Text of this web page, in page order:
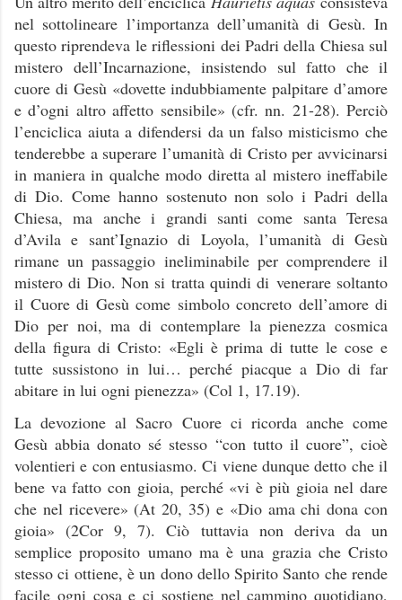
nel sottolineare l’importanza dell’umanità di Gesù. In
questo riprendeva le riflessioni dei Padri della Chiesa sul
mistero dell’Incarnazione, insistendo sul fatto che il
cuore di Gesù «dovette indubbiamente palpitare d’amore
e d’ogni altro affetto sensibile» (cfr. nn. 21-28). Perciò
l’enciclica aiuta a difendersi da un falso misticismo che
tenderebbe a superare l’umanità di Cristo per avvicinarsi
in maniera in qualche modo diretta al mistero ineffabile
di Dio. Come hanno sostenuto non solo i Padri della
Chiesa, ma anche i grandi santi come santa Teresa
d’Avila e sant’Ignazio di Loyola, l’umanità di Gesù
rimane un passaggio ineliminabile per comprendere il
mistero di Dio. Non si tratta quindi di venerare soltanto
il Cuore di Gesù come simbolo concreto dell’amore di
Dio per noi, ma di contemplare la pienezza cosmica
della figura di Cristo: «Egli è prima di tutte le cose e
tutte sussistono in lui… perché piacque a Dio di far
abitare in lui ogni pienezza» (Col 1, 17.19).
La devozione al Sacro Cuore ci ricorda anche come
Gesù abbia donato sé stesso “con tutto il cuore”, cioè
volentieri e con entusiasmo. Ci viene dunque detto che il
bene va fatto con gioia, perché «vi è più gioia nel dare
che nel ricevere» (At 20, 35) e «Dio ama chi dona con
gioia» (2Cor 9, 7). Ciò tuttavia non deriva da un
semplice proposito umano ma è una grazia che Cristo
stesso ci ottiene, è un dono dello Spirito Santo che rende
facile ogni cosa e ci sostiene nel cammino quotidiano,